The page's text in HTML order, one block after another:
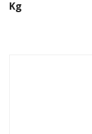
Kg